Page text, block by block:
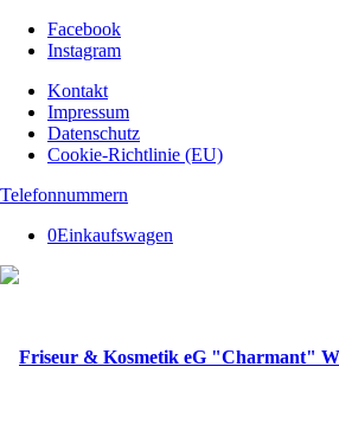
Facebook
Instagram
Kontakt
Impressum
Datenschutz
Cookie-Richtlinie (EU)
Telefonnummern
0Einkaufswagen